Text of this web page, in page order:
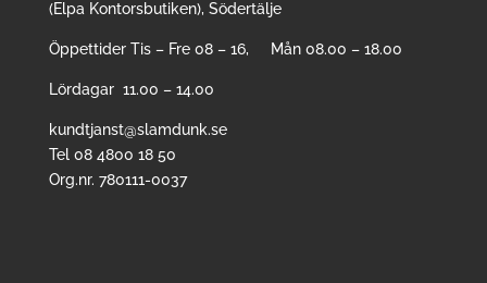
(Elpa Kontorsbutiken), Södertälje
Öppettider Tis – Fre 08 – 16, Mån 08.00 – 18.00
Lördagar 11.00 – 14.00
kundtjanst@slamdunk.se
Tel 08 4800 18 50
Org.nr. 780111-0037